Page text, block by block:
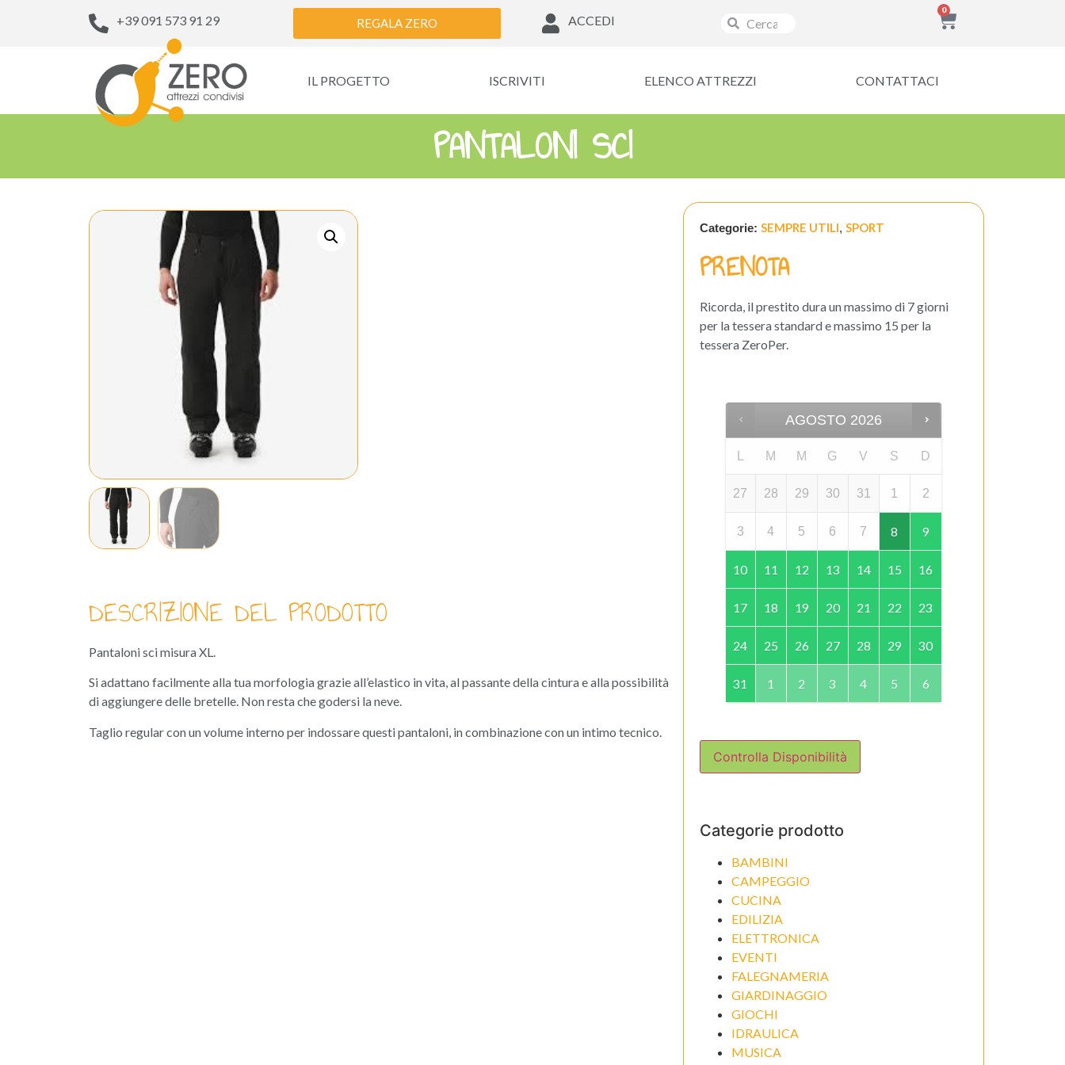
+39 091 573 91 29 REGALA ZERO ACCEDI
0
IL PROGETTO ISCRIVITI ELENCO ATTREZZI CONTATTACI
PANTALONI SCI
DESCRIZIONE DEL PRODOTTO
Pantaloni sci misura XL.
Si adattano facilmente alla tua morfologia grazie all’elastico in vita, al passante della cintura e alla possibilità
di aggiungere delle bretelle. Non resta che godersi la neve.
Taglio regular con un volume interno per indossare questi pantaloni, in combinazione con un intimo tecnico.
Categorie: SEMPRE UTILI, SPORT
PRENOTA
Ricorda, il prestito dura un massimo di 7 giorni
per la tessera standard e massimo 15 per la
tessera ZeroPer.
AGOSTO 2026
M M G V S D
27 28 29 30 31 1 2
3 4 5 6 7 8 9
10 11 12 13 14 15 16
17 18 19 20 21 22 23
24 25 26 27 28 29 30
31 1 2 3 4 5 6
Controlla Disponibilità
Categorie prodotto
BAMBINI
CAMPEGGIO
CUCINA
EDILIZIA
ELETTRONICA
EVENTI
FALEGNAMERIA
GIARDINAGGIO
GIOCHI
IDRAULICA
MUSICA